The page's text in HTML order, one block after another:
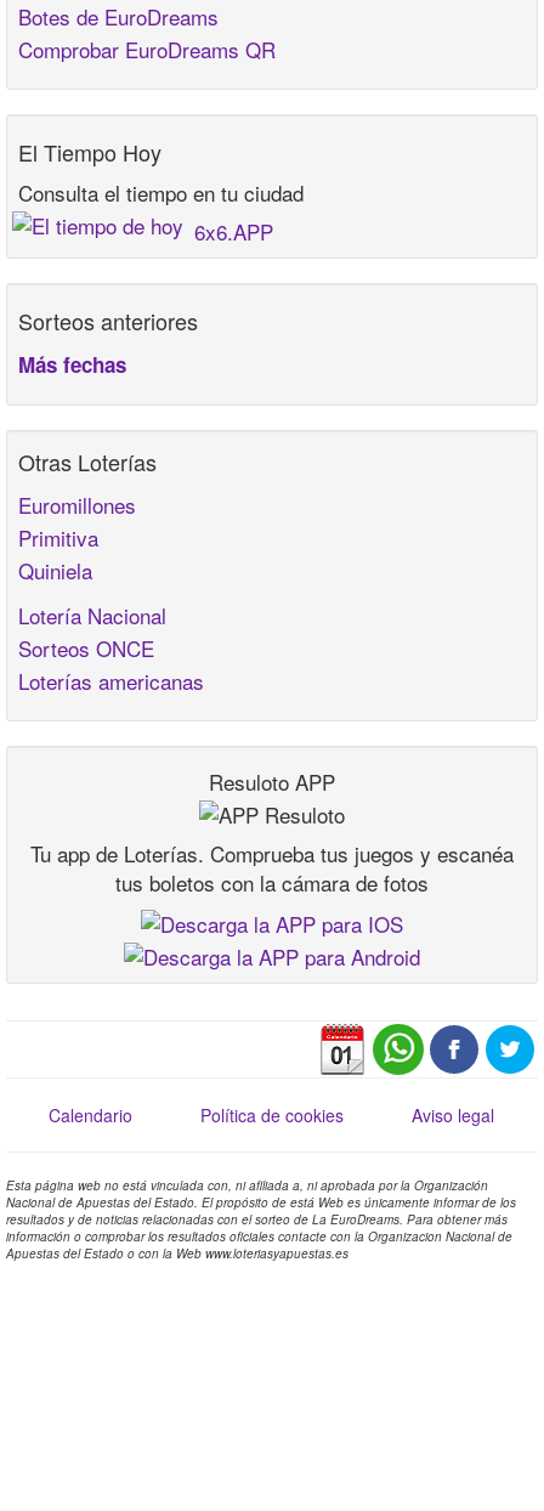
Botes de EuroDreams
Comprobar EuroDreams QR
El Tiempo Hoy
Consulta el tiempo en tu ciudad
6x6.APP
Sorteos anteriores
Más fechas
Otras Loterías
Euromillones
Primitiva
Quiniela
Lotería Nacional
Sorteos ONCE
Loterías americanas
Resuloto APP
Tu app de Loterías. Comprueba tus juegos y escanéa
tus boletos con la cámara de fotos
Calendario Política de cookies Aviso legal
Esta página web no está vinculada con, ni afiliada a, ni aprobada por la Organización
Nacional de Apuestas del Estado. El propósito de está Web es únicamente informar de los
resultados y de noticias relacionadas con el sorteo de La EuroDreams. Para obtener más
información o comprobar los resultados oficiales contacte con la Organizacion Nacional de
Apuestas del Estado o con la Web www.loteriasyapuestas.es